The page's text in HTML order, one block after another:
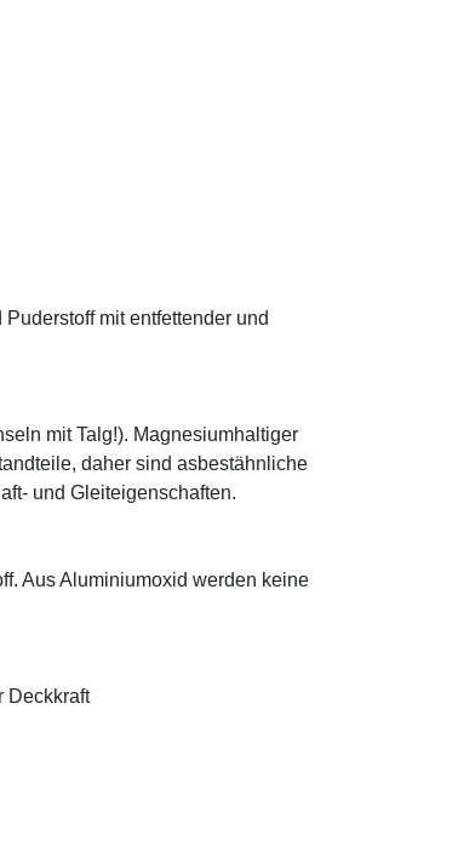
mit entfettender und
mit Talg!). Magnesiumhaltiger
daher sind asbestähnliche
und Gleiteigenschaften.
Aus Aluminiumoxid werden keine
Deckkraft